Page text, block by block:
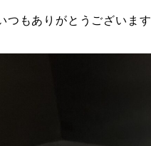
つもありがとうございます